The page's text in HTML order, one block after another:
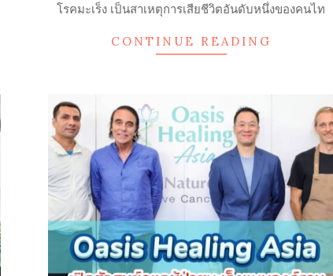
28โรคมะเร็ง เป็นสาเหตุการเสียชีวิตอันดับหนึ่งของคนไท
CONTINUE READING